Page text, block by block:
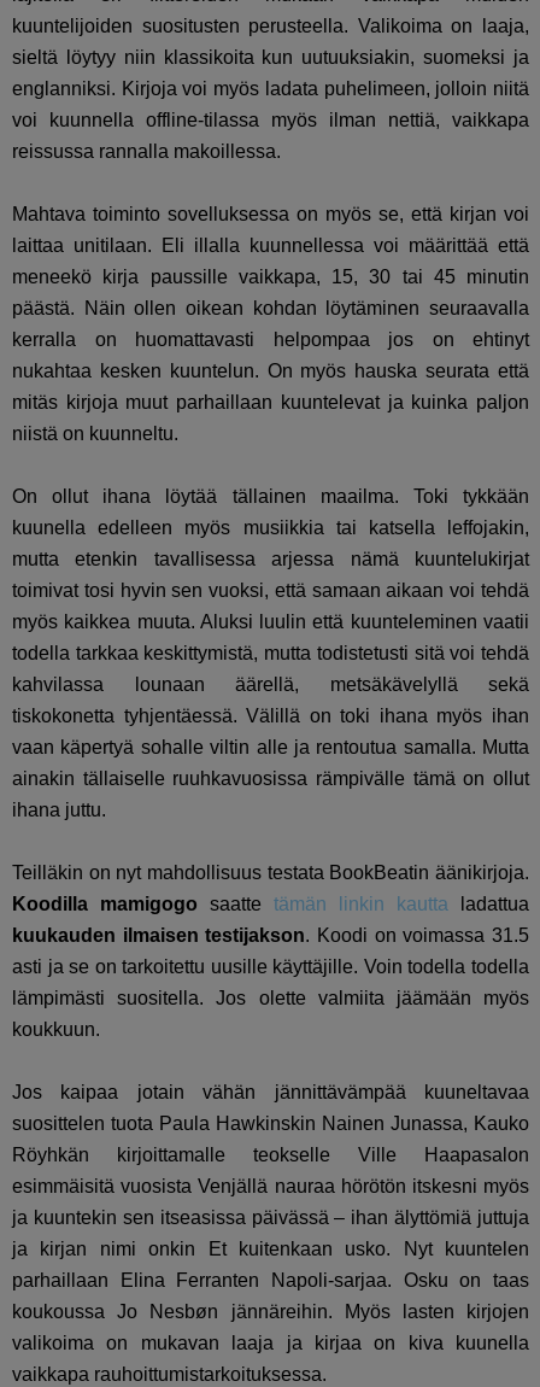
kuuntelijoiden suositusten perusteella. Valikoima on laaja,
sieltä löytyy niin klassikoita kun uutuuksiakin, suomeksi ja
englanniksi. Kirjoja voi myös ladata puhelimeen, jolloin niitä
voi kuunnella offline-tilassa myös ilman nettiä, vaikkapa
reissussa rannalla makoillessa.
Mahtava toiminto sovelluksessa on myös se, että kirjan voi
laittaa unitilaan. Eli illalla kuunnellessa voi määrittää että
meneekö kirja paussille vaikkapa, 15, 30 tai 45 minutin
päästä. Näin ollen oikean kohdan löytäminen seuraavalla
kerralla on huomattavasti helpompaa jos on ehtinyt
nukahtaa kesken kuuntelun. On myös hauska seurata että
mitäs kirjoja muut parhaillaan kuuntelevat ja kuinka paljon
niistä on kuunneltu.
On ollut ihana löytää tällainen maailma. Toki tykkään
kuunella edelleen myös musiikkia tai katsella leffojakin,
mutta etenkin tavallisessa arjessa nämä kuuntelukirjat
toimivat tosi hyvin sen vuoksi, että samaan aikaan voi tehdä
myös kaikkea muuta. Aluksi luulin että kuunteleminen vaatii
todella tarkkaa keskittymistä, mutta todistetusti sitä voi tehdä
kahvilassa lounaan äärellä, metsäkävelyllä sekä
tiskokonetta tyhjentäessä. Välillä on toki ihana myös ihan
vaan käpertyä sohalle viltin alle ja rentoutua samalla. Mutta
ainakin tällaiselle ruuhkavuosissa rämpivälle tämä on ollut
ihana juttu.
Teilläkin on nyt mahdollisuus testata BookBeatin äänikirjoja.
Koodilla mamigogo saattetämän linkin kautta ladattua
kuukauden ilmaisen testijakson. Koodi on voimassa 31.5
asti ja se on tarkoitettu uusille käyttäjille. Voin todella todella
lämpimästi suositella. Jos olette valmiita jäämään myös
koukkuun.
Jos kaipaa jotain vähän jännittävämpää kuuneltavaa
suosittelen tuota Paula Hawkinskin Nainen Junassa, Kauko
Röyhkän kirjoittamalle teokselle Ville Haapasalon
esimmäisitä vuosista Venjällä nauraa hörötön itskesni myös
ja kuuntekin sen itseasissa päivässä – ihan älyttömiä juttuja
ja kirjan nimi onkin Et kuitenkaan usko. Nyt kuuntelen
parhaillaan Elina Ferranten Napoli-sarjaa. Osku on taas
koukoussa Jo Nesbøn jännäreihin. Myös lasten kirjojen
valikoima on mukavan laaja ja kirjaa on kiva kuunella
vaikkapa rauhoittumistarkoituksessa.